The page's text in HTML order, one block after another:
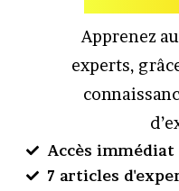
Apprenez
experts,
Accès
7 articles